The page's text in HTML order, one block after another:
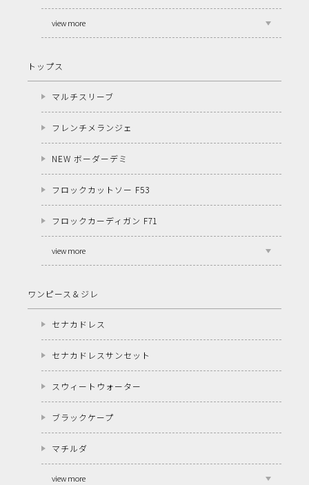
view more
トップス
マルチスリーブ
フレンチメランジェ
NEW ボーダーデミ
フロックカットソー F53
フロックカーディガン F71
view more
ワンピース＆ジレ
セナカドレス
セナカドレスサンセット
スウィートウォーター
ブラックケープ
マチルダ
view more